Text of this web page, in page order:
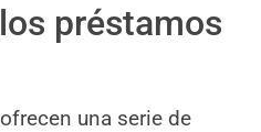
préstamos
ofrecen una serie de